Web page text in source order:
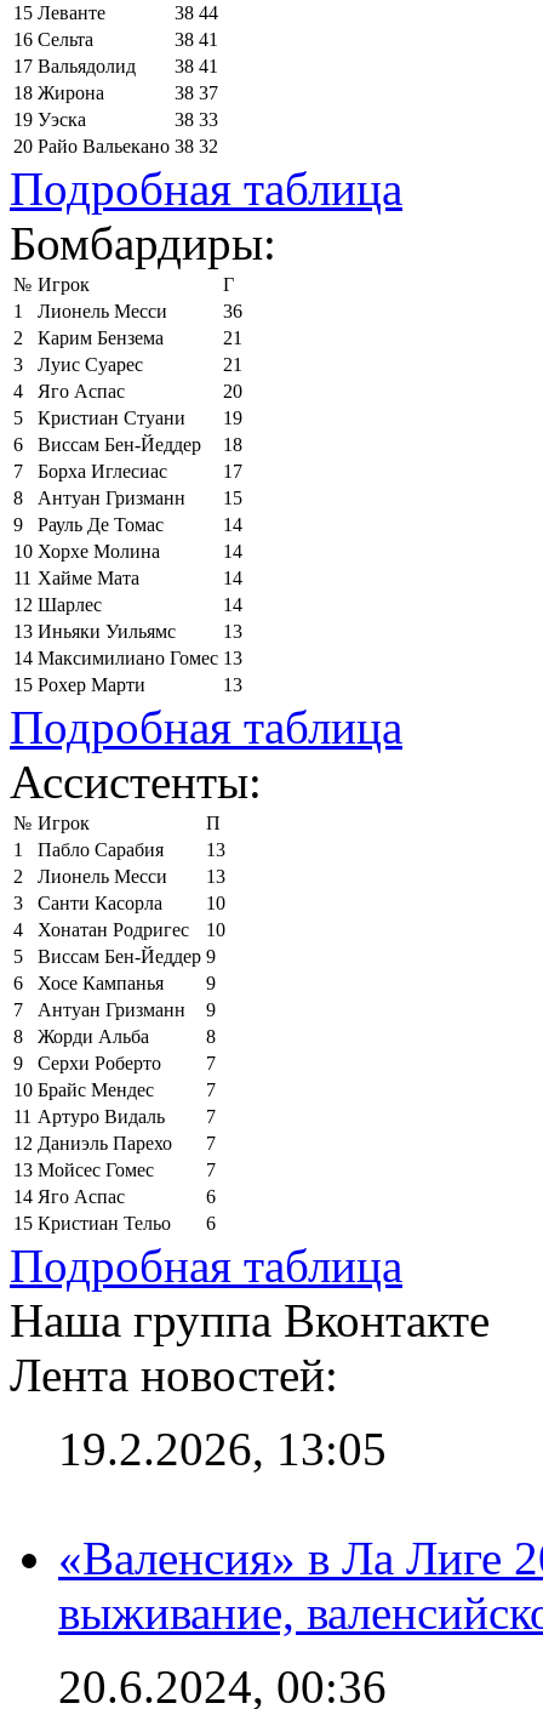
15 Леванте 38 44
16 Сельта 38 41
17 Вальядолид 38 41
18 Жирона 38 37
19 Уэска 38 33
20 Райо Вальекано 38 32
Подробная таблица
Бомбардиры:
№ Игрок
Г
1
Лионель Месси
36
2
Карим Бензема
21
3
Луис Суарес
21
4
Яго Аспас
20
5
Кристиан Стуани
19
6
Виссам Бен-Йеддер
18
7
Борха Иглесиас
17
8
Антуан Гризманн
15
9
Рауль Де Томас
14
10 Хорхе Молина
14
11 Хайме Мата
14
12 Шарлес
14
13 Иньяки Уильямс
13
14 Максимилиано Гомес 13
15 Рохер Марти 13
Подробная таблица
Ассистенты:
№ Игрок
П
1
Пабло Сарабия
13
2
Лионель Месси
13
3
Санти Касорла
10
4
Хонатан Родригес
10
5
Виссам Бен-Йеддер 9
6
Хосе Кампанья
9
7
Антуан Гризманн
9
8
Жорди Альба
8
9
Серхи Роберто
7
10 Брайс Мендес
7
11 Артуро Видаль
7
12 Даниэль Парехо
7
13 Мойсес Гомес
7
14 Яго Аспас
6
15 Кристиан Тельо 6
Подробная таблица
Наша группа Вконтакте
Лента новостей:
19.2.2026, 13:05
«Валенсия» в Ла Лиге
выживание,
20.6.2024, 00:36